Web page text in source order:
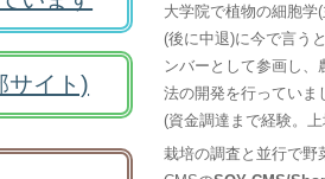
サイト)
大学院で植物の細胞学
(後に中退)に今で言う
ンバーとして参画し
法の開発を行っていま
(資金調達まで経験。
栽培の調査と並行で野